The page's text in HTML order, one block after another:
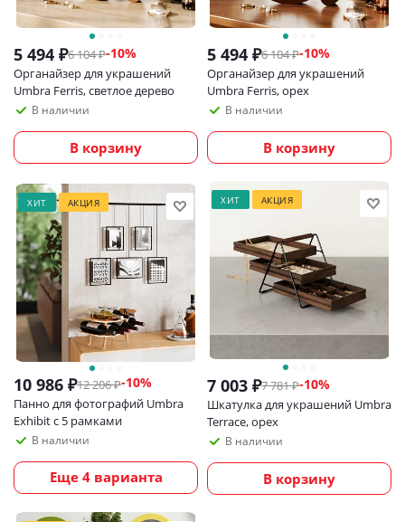
5 494 ₽6 104₽-10%
Органайзер для украшений
Umbra Ferris, светлое дерево
В наличии
В корзину
5 494 ₽6 104₽-10%
Органайзер для украшений
Umbra Ferris, орех
В наличии
В корзину
ХИТ АКЦИЯ
10 986 ₽12 206₽-10%
Панно для фотографий Umbra
Exhibit с 5 рамками
В наличии
Еще 4 варианта
ХИТ АКЦИЯ
7 003 ₽7 781₽-10%
Шкатулка для украшений Umbra
Terrace, орех
В наличии
В корзину